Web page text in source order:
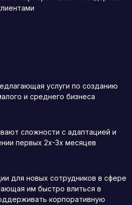
услуги по созданию
и среднего бизнеса
сложности с адаптацией и
первых 2х-3х месяцев
для новых сотрудников в сфере
им быстро влиться в
корпоративную